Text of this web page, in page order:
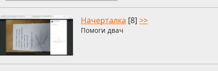
Начерталка [8] >>
Помоги двач